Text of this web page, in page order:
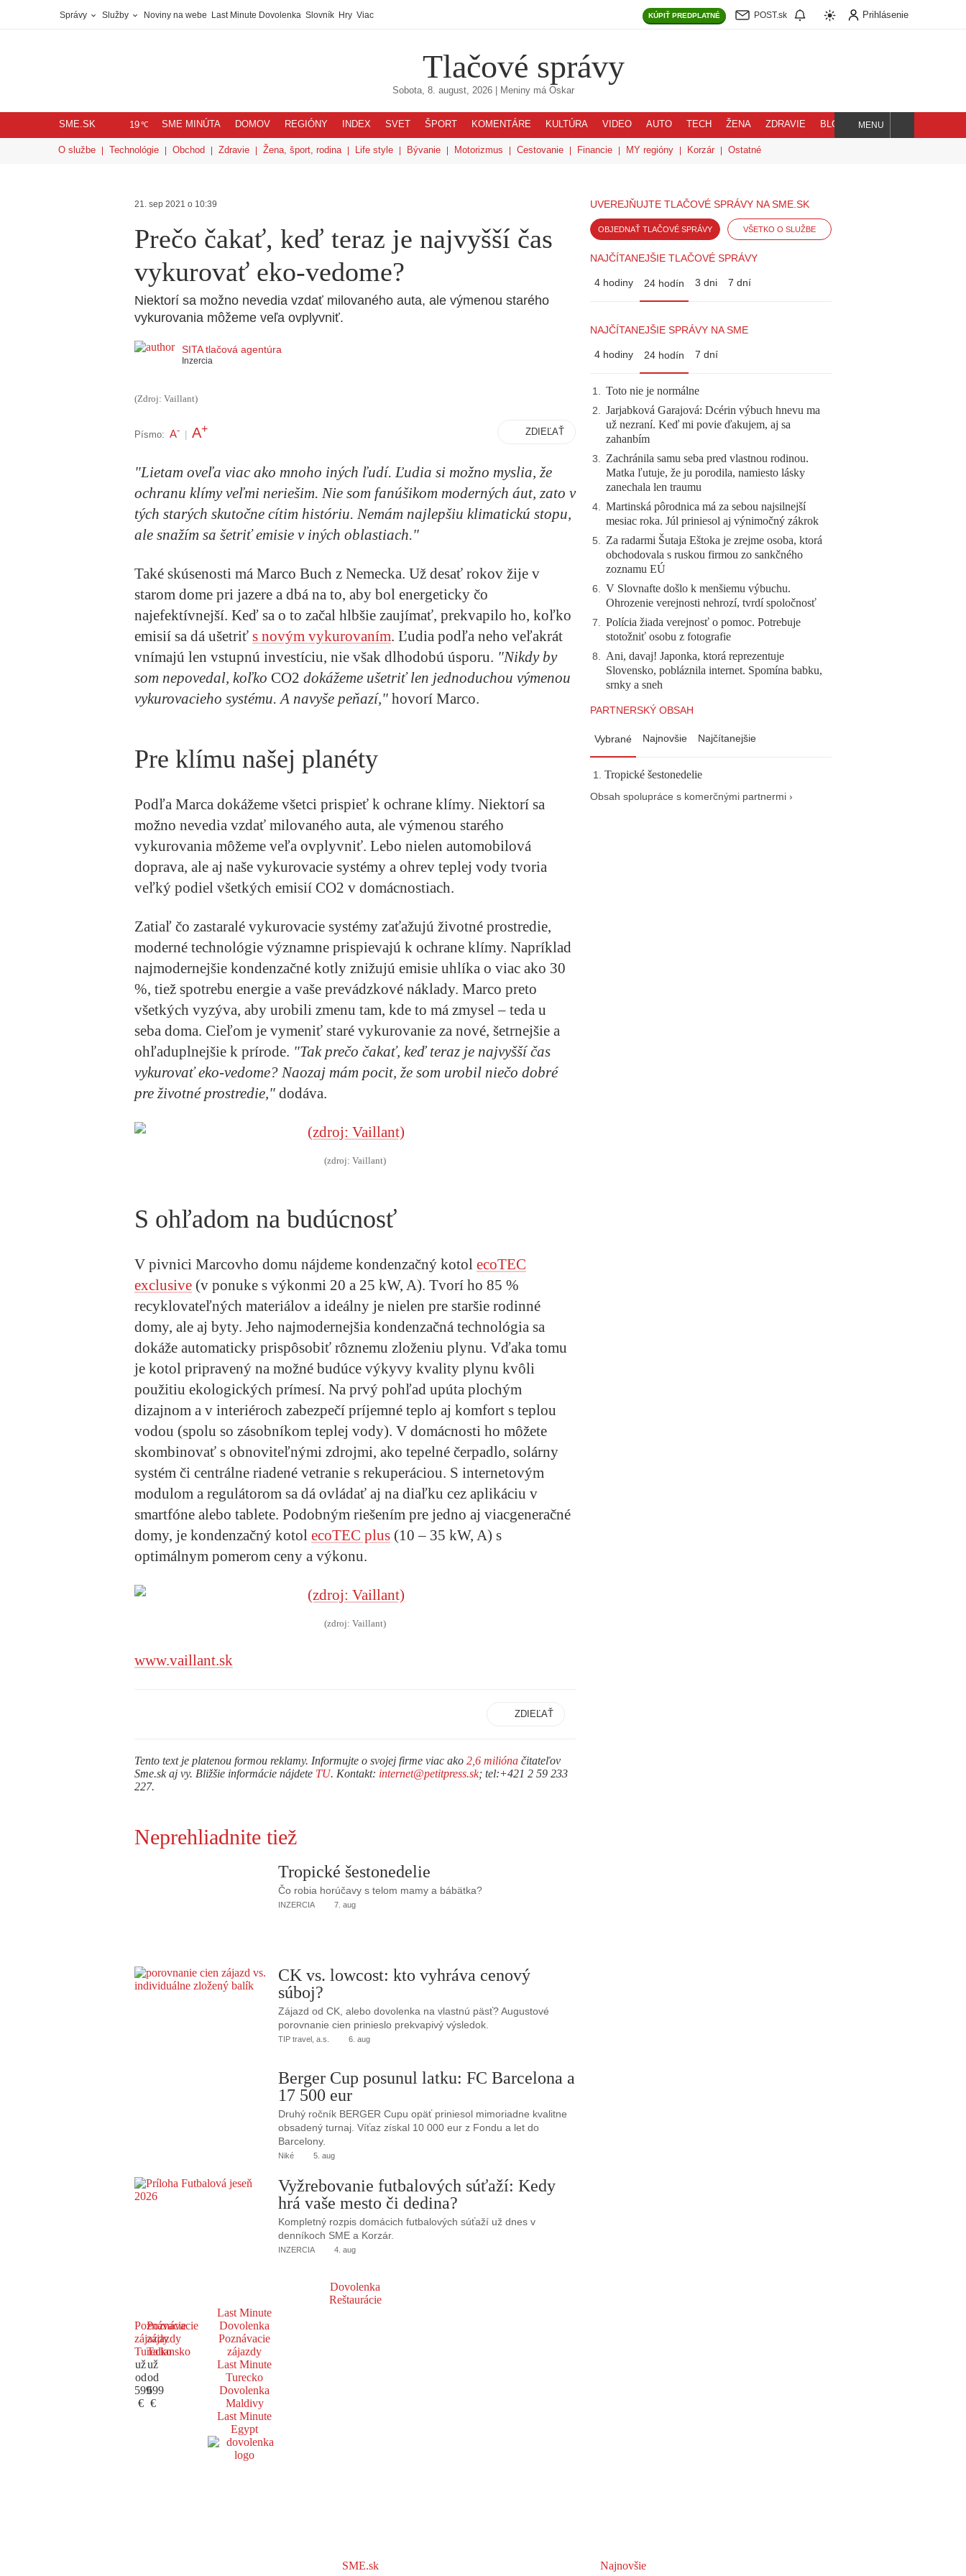
Správy Služby Noviny na webe Last Minute Dovolenka Slovník Hry Viac KÚPIŤ PREDPLATNÉ POST.sk Prihlásenie
Tlačové správy
Sobota, 8. august, 2026| Meniny má Oskar
SME.SK 19℃ SME MINÚTA DOMOV REGIÓNY INDEX SVET ŠPORT KOMENTÁRE KULTÚRA VIDEO AUTO TECH ŽENA ZDRAVIE BLOG
Hľadaj
MENU
O službe Technológie Obchod Zdravie Žena, šport, rodina Life style Bývanie Motorizmus Cestovanie Financie MY regióny Korzár Ostatné
21. sep 2021 o 10:39
Prečo čakať, keď teraz je najvyšší čas
vykurovať eko-vedome?
Niektorí sa možno nevedia vzdať milovaného auta, ale výmenou starého
vykurovania môžeme veľa ovplyvniť.
SITA tlačová agentúra
Inzercia
(Zdroj: Vaillant)
Písmo: A- A+ ZDIEĽAŤ
"Lietam oveľa viac ako mnoho iných ľudí. Ľudia si možno myslia, že
ochranu klímy veľmi neriešim. Nie som fanúšikom moderných áut, zato v
tých starých skutočne cítim históriu. Nemám najlepšiu klimatickú stopu,
ale snažím sa šetriť emisie v iných oblastiach."
Také skúsenosti má Marco Buch z Nemecka. Už desať rokov žije v
starom dome pri jazere a dbá na to, aby bol energeticky čo
najefektívnejší. Keď sa o to začal hlbšie zaujímať, prekvapilo ho, koľko
emisií sa dá ušetriť s novým vykurovaním. Ľudia podľa neho veľakrát
vnímajú len vstupnú investíciu, nie však dlhodobú úsporu. "Nikdy by
som nepovedal, koľko CO2 dokážeme ušetriť len jednoduchou výmenou
vykurovacieho systému. A navyše peňazí," hovorí Marco.
Pre klímu našej planéty
Podľa Marca dokážeme všetci prispieť k ochrane klímy. Niektorí sa
možno nevedia vzdať milovaného auta, ale výmenou starého
vykurovania môžeme veľa ovplyvniť. Lebo nielen automobilová
doprava, ale aj naše vykurovacie systémy a ohrev teplej vody tvoria
veľký podiel všetkých emisií CO2 v domácnostiach.
Zatiaľ čo zastaralé vykurovacie systémy zaťažujú životné prostredie,
moderné technológie významne prispievajú k ochrane klímy. Napríklad
najmodernejšie kondenzačné kotly znižujú emisie uhlíka o viac ako 30
%, tiež spotrebu energie a vaše prevádzkové náklady. Marco preto
všetkých vyzýva, aby urobili zmenu tam, kde to má zmysel – teda u
seba doma. Cieľom je vymeniť staré vykurovanie za nové, šetrnejšie a
ohľaduplnejšie k prírode. "Tak prečo čakať, keď teraz je najvyšší čas
vykurovať eko-vedome? Naozaj mám pocit, že som urobil niečo dobré
pre životné prostredie," dodáva.
(zdroj: Vaillant)
S ohľadom na budúcnosť
V pivnici Marcovho domu nájdeme kondenzačný kotol ecoTEC
exclusive (v ponuke s výkonmi 20 a 25 kW, A). Tvorí ho 85 %
recyklovateľných materiálov a ideálny je nielen pre staršie rodinné
domy, ale aj byty. Jeho najmodernejšia kondenzačná technológia sa
dokáže automaticky prispôsobiť rôznemu zloženiu plynu. Vďaka tomu
je kotol pripravený na možné budúce výkyvy kvality plynu kvôli
použitiu ekologických prímesí. Na prvý pohľad upúta plochým
dizajnom a v interiéroch zabezpečí príjemné teplo aj komfort s teplou
vodou (spolu so zásobníkom teplej vody). V domácnosti ho môžete
skombinovať s obnoviteľnými zdrojmi, ako tepelné čerpadlo, solárny
systém či centrálne riadené vetranie s rekuperáciou. S internetovým
modulom a regulátorom sa dá ovládať aj na diaľku cez aplikáciu v
smartfóne alebo tablete. Podobným riešením pre jedno aj viacgeneračné
domy, je kondenzačný kotol ecoTEC plus (10 – 35 kW, A) s
optimálnym pomerom ceny a výkonu.
(zdroj: Vaillant)
www.vaillant.sk
ZDIEĽAŤ
Tento text je platenou formou reklamy. Informujte o svojej firme viac ako 2,6 milióna čitateľov
Sme.sk aj vy. Bližšie informácie nájdete TU. Kontakt: internet@petitpress.sk; tel:+421 2 59 233
227.
UVEREJŇUJTE TLAČOVÉ SPRÁVY NA SME.SK
OBJEDNAŤ TLAČOVÉ SPRÁVY VŠETKO O SLUŽBE
NAJČÍTANEJŠIE TLAČOVÉ SPRÁVY
4 hodiny 24 hodín 3 dni 7 dní
NAJČÍTANEJŠIE SPRÁVY NA SME
4 hodiny 24 hodín 7 dní
1. Toto nie je normálne
2. Jarjabková Garajová: Dcérin výbuch hnevu ma
už nezraní. Keď mi povie ďakujem, aj sa
zahanbím
3. Zachránila samu seba pred vlastnou rodinou.
Matka ľutuje, že ju porodila, namiesto lásky
zanechala len traumu
4. Martinská pôrodnica má za sebou najsilnejší
mesiac roka. Júl priniesol aj výnimočný zákrok
5. Za radarmi Šutaja Eštoka je zrejme osoba, ktorá
obchodovala s ruskou firmou zo sankčného
zoznamu EÚ
6. V Slovnafte došlo k menšiemu výbuchu.
Ohrozenie verejnosti nehrozí, tvrdí spoločnosť
7. Polícia žiada verejnosť o pomoc. Potrebuje
stotožniť osobu z fotografie
8. Ani, davaj! Japonka, ktorá reprezentuje
Slovensko, pobláznila internet. Spomína babku,
srnky a sneh
PARTNERSKÝ OBSAH
Vybrané Najnovšie Najčítanejšie
Tropické šestonedelie
Obsah spolupráce s komerčnými partnermi ›
Neprehliadnite tiež
Tropické šestonedelie
Čo robia horúčavy s telom mamy a bábätka?
INZERCIA 7. aug
CK vs. lowcost: kto vyhráva cenový
súboj?
Zájazd od CK, alebo dovolenka na vlastnú päsť? Augustové
porovnanie cien prinieslo prekvapivý výsledok.
TIP travel, a.s. 6. aug
Berger Cup posunul latku: FC Barcelona a
17 500 eur
Druhý ročník BERGER Cupu opäť priniesol mimoriadne kvalitne
obsadený turnaj. Víťaz získal 10 000 eur z Fondu a let do
Barcelony.
Niké 5. aug
Vyžrebovanie futbalových súťaží: Kedy
hrá vaše mesto či dedina?
Kompletný rozpis domácich futbalových súťaží už dnes v
denníkoch SME a Korzár.
INZERCIA 4. aug
Dovolenka
Reštaurácie
Poznávacie
zájazdy
Turecko
už
od
599
€
Poznávacie
zájazdy
Taliansko
už
od
699
€
Last Minute
Dovolenka
Poznávacie
zájazdy
Last Minute
Turecko
Dovolenka
Maldivy
Last Minute
Egypt
SME.sk Najnovšie